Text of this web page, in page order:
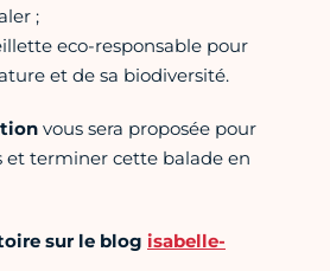
;
eco-responsable pour
et de sa biodiversité.
vous sera proposée pour
et terminer cette balade en
sur le blog isabelle-